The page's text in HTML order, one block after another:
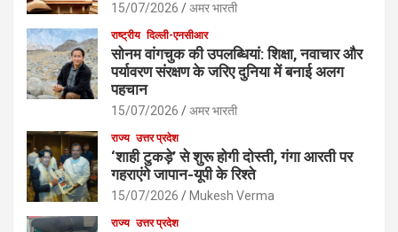
15/07/2026 अमर भारती
राष्ट्रीय दिल्ली-एनसीआर
सोनम वांगचुक की उपलब्धियां: शिक्षा, नवाचार और
पर्यावरण संरक्षण के जरिए दुनिया में बनाई अलग
पहचान
15/07/2026 अमर भारती
राज्य उत्तर प्रदेश
‘शाही टुकड़े’ से शुरू होगी दोस्ती, गंगा आरती पर
गहराएंगे जापान-यूपी के रिश्ते
15/07/2026 Mukesh Verma
राज्य उत्तर प्रदेश